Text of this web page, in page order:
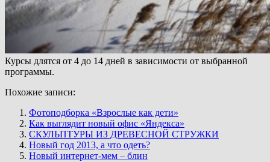
Курсы длятся от 4 до 14 дней в зависимости от выбранной
программы.
Похожие записи:
Фотоподборка «Взрослые как дети»
Как выглядит новый офис «Яндекса»
СКУЛЬПТУРЫ ИЗ ДРЕВЕСНОЙ СТРУЖКИ
Новый год 2013, а что одеть?
Новый интернет-мем – блин